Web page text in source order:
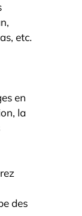
etc.
en
la
des